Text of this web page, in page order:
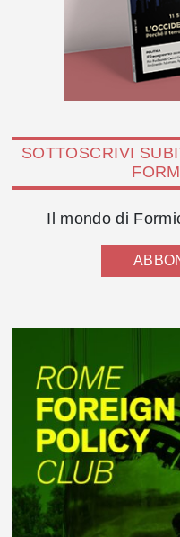
SOTTOSCRIVI
Il mondo di